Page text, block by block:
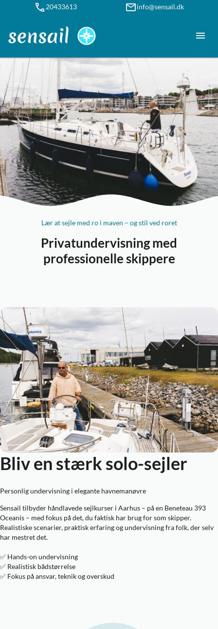
20433613 info@sensail.dk
Lær at sejle med ro i maven – og stil ved roret
Privatundervisning med
professionelle skippere
Bliv en stærk solo-sejler
Personlig undervisning i elegante havnemanøvre
Sensail tilbyder håndlavede sejlkurser i Aarhus – på en Beneteau 393
Oceanis – med fokus på det, du faktisk har brug for som skipper.
Realistiske scenarier, praktisk erfaring og undervisning fra folk, der selv
har mestret det.
✅ Hands-on undervisning
✅ Realistisk bådstørrelse
✅ Fokus på ansvar, teknik og overskud